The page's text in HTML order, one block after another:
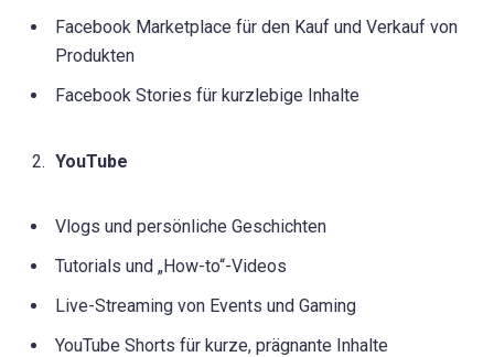
Facebook Marketplace für den Kauf und Verkauf von
Produkten
Facebook Stories für kurzlebige Inhalte
YouTube
Vlogs und persönliche Geschichten
Tutorials und „How-to“-Videos
Live-Streaming von Events und Gaming
YouTube Shorts für kurze, prägnante Inhalte